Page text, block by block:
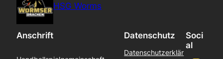
HSG Worms
Anschrift Datenschutz
Datenschutzerklär
Soci
al